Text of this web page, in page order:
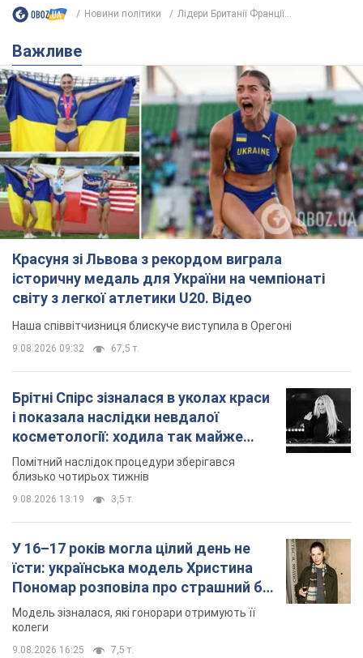
Новини політики Лідери Британії Франції...
Важливе
Красуня зі Львова з рекордом виграла
історичну медаль для України на чемпіонаті
світу з легкої атлетики U20. Відео
Наша співвітчизниця блискуче виступила в Орегоні
9.08.2026 09:32 67,5 т.
Брітні Спірс зізналася в уколах краси
і показала наслідки невдалої
косметології: ходила так майже
місяць
Помітний наслідок процедури зберігався
близько чотирьох тижнів
9.08.2026 13:19 3,5 т.
У 16–17 років могла цілий день не
їсти: українська модель Христина
Пономар розповіла про страшний бік
модельної кар’єри
Модель зізналася, які гонорари отримують її
колеги
9.08.2026 16:25 7,5 т.